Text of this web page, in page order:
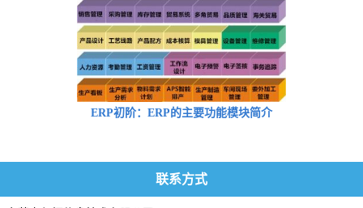
ERP初阶：ERP的主要功能模块简介
联系方式